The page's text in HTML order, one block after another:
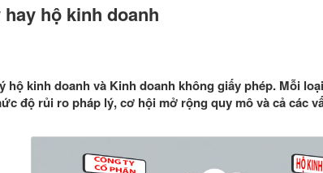
hộ kinh doanh
hộ kinh doanh và Kinh doanh không giấy phép. Mỗi
độ rủi ro pháp lý, cơ hội mở rộng quy mô và cả các